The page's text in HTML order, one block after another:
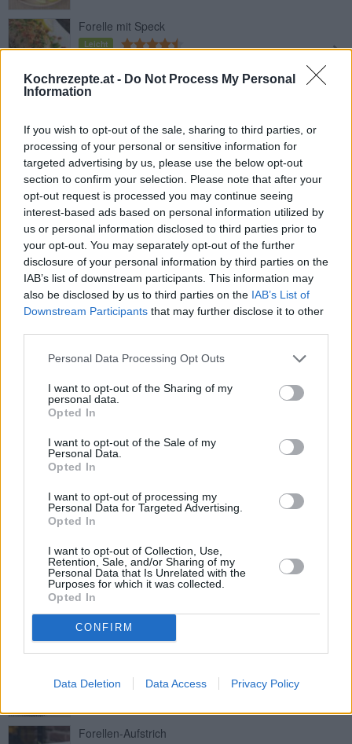
Kochrezepte.at - Do Not Process My Personal
Information
If you wish to opt-out of the sale, sharing to third parties, or
processing of your personal or sensitive information for
targeted advertising by us, please use the below opt-out
section to confirm your selection. Please note that after your
opt-out request is processed you may continue seeing
interest-based ads based on personal information utilized by
us or personal information disclosed to third parties prior to
your opt-out. You may separately opt-out of the further
disclosure of your personal information by third parties on the
IAB’s list of downstream participants. This information may
also be disclosed by us to third parties on the IAB’s List of
Downstream Participants that may further disclose it to other
Personal Data Processing Opt Outs
I want to opt-out of the Sharing of my
personal data.
Opted In
I want to opt-out of the Sale of my
Personal Data.
Opted In
I want to opt-out of processing my
Personal Data for Targeted Advertising.
Opted In
I want to opt-out of Collection, Use,
Retention, Sale, and/or Sharing of my
Personal Data that Is Unrelated with the
Purposes for which it was collected.
Opted In
CONFIRM
Data Deletion Data Access Privacy Policy
Forelle mit Speck
Leicht
Gebratene Forelle mit Butter und
Mittel
Bachforelle Müllerin
Leicht
Forelle blau
Mittel
Bachforelle im Speckmantel
Leicht
Gegrillte Forelle
Leicht
Forelle vom Grill
Forellenfilet auf Spinatbett mit
Leicht
Tomaten
Forellen-Aufstrich